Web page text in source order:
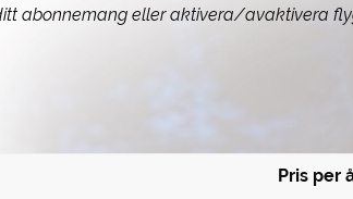
abonnemang eller aktivera/avaktivera
Pris per